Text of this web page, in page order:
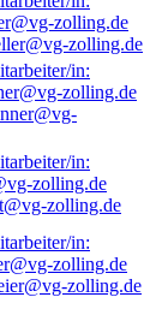
zolling.de
zolling.de
zolling.de